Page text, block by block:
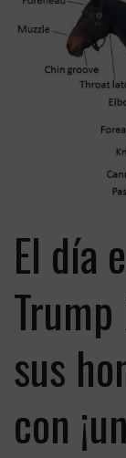
El día
sus
con